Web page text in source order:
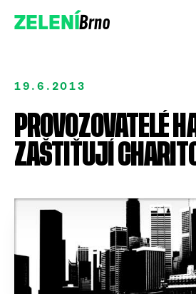
ZELENÍBrno
Podpořte nás darem
19.6.2013
PROVOZOVATELÉ
ZAŠTIŤUJÍ